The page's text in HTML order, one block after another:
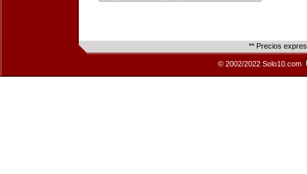
** Precios
© 2002/2022 Solo10.com